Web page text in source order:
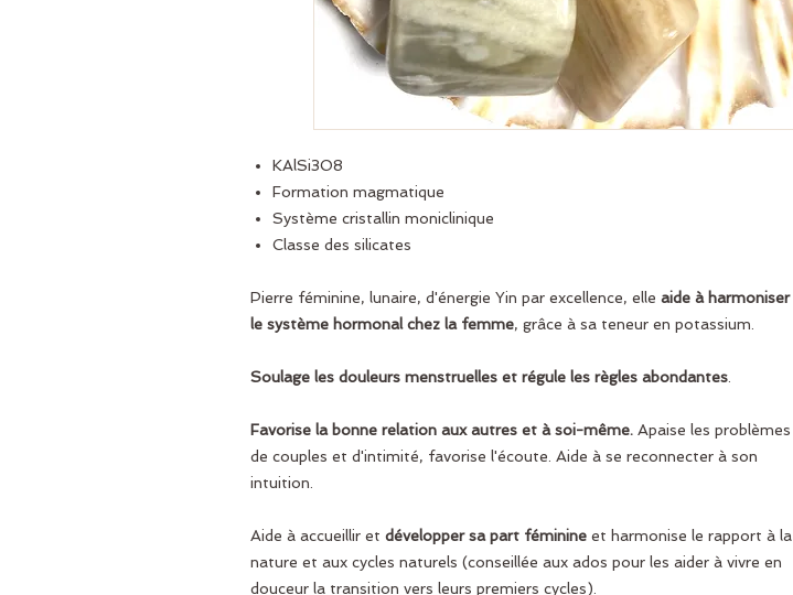
KAlSi3O8
Formation magmatique
Système cristallin moniclinique
Classe des silicates
Pierre féminine, lunaire, d'énergie Yin par excellence, elle aide à harmoniser
le système hormonal chez la femme, grâce à sa teneur en potassium.
Soulage les douleurs menstruelles et régule les règles abondantes
Favorise la bonne relation aux autres et à soi-même. Apaise les problèmes
de couples et d'intimité, favorise l'écoute. Aide à se reconnecter à son
intuition.
Aide à accueillir et développer sa part féminine et harmonise le rapport à la
nature et aux cycles naturels (conseillée aux ados pour les aider à vivre en
douceur la transition vers leurs premiers cycles).